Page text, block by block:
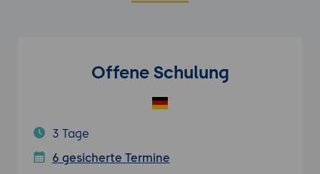
Offene Schulung
3 Tage
6 gesicherte Termine